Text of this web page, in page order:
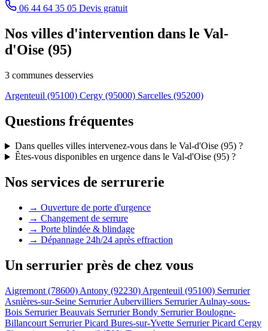
06 44 64 35 05 Devis gratuit
Nos villes d'intervention dans le Val-
d'Oise (95)
3 communes desservies
Argenteuil (95100) Cergy (95000) Sarcelles (95200)
Questions fréquentes
Dans quelles villes intervenez-vous dans le Val-d'Oise (95) ?
Êtes-vous disponibles en urgence dans le Val-d'Oise (95) ?
Nos services de serrurerie
→ Ouverture de porte d'urgence
→ Changement de serrure
→ Porte blindée & blindage
→ Dépannage 24h/24 après effraction
Un serrurier près de chez vous
Aigremont (78600) Antony (92230) Argenteuil (95100) Serrurier
Asnières-sur-Seine Serrurier Aubervilliers Serrurier Aulnay-sous-
Bois Serrurier Beauvais Serrurier Bondy Serrurier Boulogne-
Billancourt Serrurier Picard Bures-sur-Yvette Serrurier Picard Cergy